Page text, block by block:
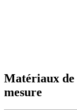
Matériaux de
mesure